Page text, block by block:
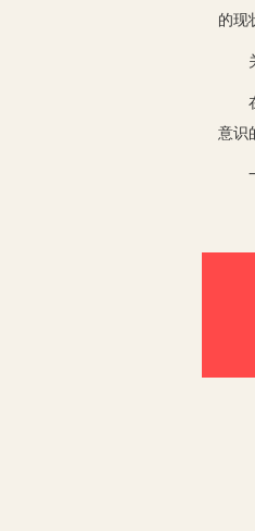
的现
关
在
意识
一
1.
观察
生
较